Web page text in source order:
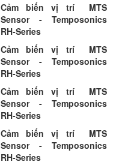
Cảm biến vị trí MTS
Sensor - Temposonics
RH-Series
Cảm biến vị trí MTS
Sensor - Temposonics
RH-Series
Cảm biến vị trí MTS
Sensor - Temposonics
RH-Series
Cảm biến vị trí MTS
Sensor - Temposonics
RH-Series